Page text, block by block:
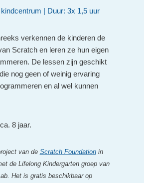
| Duur: 3x 1,5 uur
verkennen de kinderen de
Scratch en leren ze hun eigen
De lessen zijn geschikt
nog geen of weinig ervaring
en al wel kunnen
8 jaar.
van de Scratch Foundationin
de Lifelong Kindergarten groep van
Het is gratis beschikbaar op